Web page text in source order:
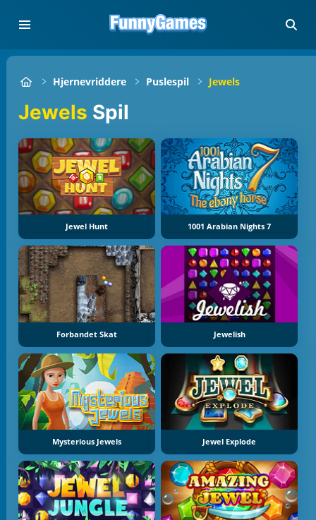
Hjernevriddere Puslespil Jewels
Jewels Spil
Jewel Hunt 1001 Arabian Nights 7
Forbandet Skat Jewelish
Mysterious Jewels Jewel Explode